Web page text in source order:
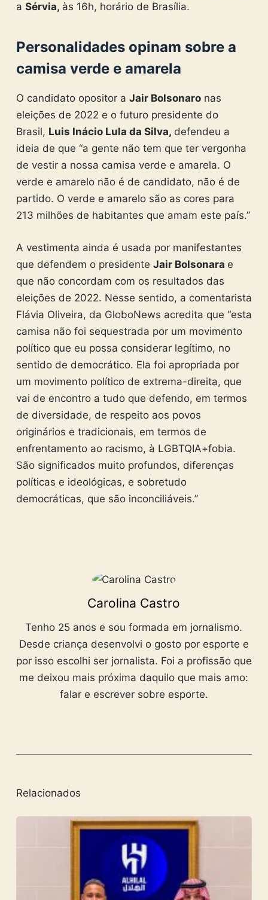
a Sérvia, às 16h, horário de Brasília.
Personalidades opinam sobre a
camisa verde e amarela
O candidato opositor a Jair Bolsonaronas
eleições de 2022 e o futuro presidente do
Brasil, Luis Inácio Lula da Silva, defendeu a
ideia de que “a gente não tem que ter vergonha
de vestir a nossa camisa verde e amarela. O
verde e amarelo não é de candidato, não é de
partido. O verde e amarelo são as cores para
213 milhões de habitantes que amam este país.”
A vestimenta ainda é usada por manifestantes
que defendem o presidente Jair Bolsonara e
que não concordam com os resultados das
eleições de 2022. Nesse sentido, a comentarista
Flávia Oliveira, da GloboNews acredita que “esta
camisa não foi sequestrada por um movimento
político que eu possa considerar legítimo, no
sentido de democrático. Ela foi apropriada por
um movimento político de extrema-direita, que
vai de encontro a tudo que defendo, em termos
de diversidade, de respeito aos povos
originários e tradicionais, em termos de
enfrentamento ao racismo, à LGBTQIA+fobia.
São significados muito profundos, diferenças
políticas e ideológicas, e sobretudo
democráticas, que são inconciliáveis.”
Carolina Castro
Tenho 25 anos e sou formada em jornalismo.
Desde criança desenvolvi o gosto por esporte e
por isso escolhi ser jornalista. Foi a profissão que
me deixou mais próxima daquilo que mais amo:
falar e escrever sobre esporte.
Relacionados